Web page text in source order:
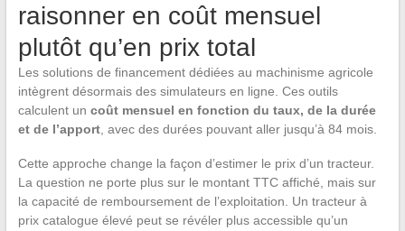
raisonner en coût mensuel
plutôt qu’en prix total
Les solutions de financement dédiées au machinisme agricole
intègrent désormais des simulateurs en ligne. Ces outils
calculent un coût mensuel en fonction du taux, de la durée
et de l’apport, avec des durées pouvant aller jusqu’à 84 mois.
Cette approche change la façon d’estimer le prix d’un tracteur.
La question ne porte plus sur le montant TTC affiché, mais sur
la capacité de remboursement de l’exploitation. Un tracteur à
prix catalogue élevé peut se révéler plus accessible qu’un